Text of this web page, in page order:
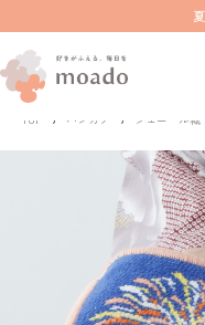
TOP ハンカチ シェニール織